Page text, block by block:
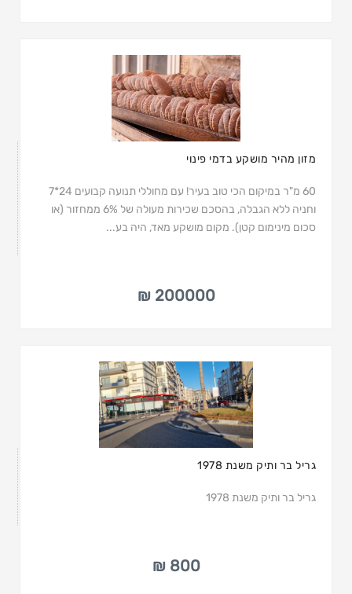
מזון מהיר מושקע בדמי פינוי
60 מ"ר במיקום הכי טוב בעיר! עם מחוללי תנועה קבועים 24*7
וחניה ללא הגבלה, בהסכם שכירות מעולה של 6% ממחזור (או
סכום מינימום קטן). מקום מושקע מאד, היה בע...
200000 ₪
גריל בר ותיק משנת 1978
גריל בר ותיק משנת 1978
800 ₪